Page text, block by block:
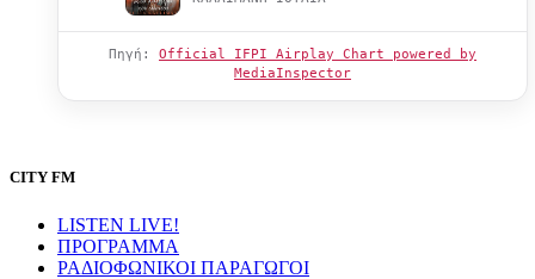
Πηγή: Official IFPI Airplay Chart powered by
MediaInspector
CITY FM
LISTEN LIVE!
ΠΡΟΓΡΑΜΜΑ
ΡΑΔΙΟΦΩΝΙΚΟΙ ΠΑΡΑΓΩΓΟΙ